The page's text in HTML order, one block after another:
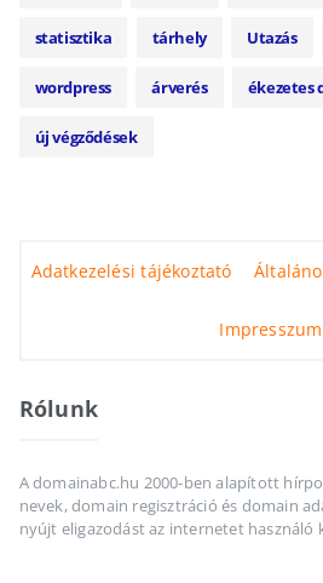
statisztika tárhely Utazás
wordpress árverés ékezetes
új végződések
Adatkezelési tájékoztató
Impresszum
Rólunk
A domainabc.hu 2000-ben alapított
nevek, domain regisztráció és domain
nyújt eligazodást az internetet használó